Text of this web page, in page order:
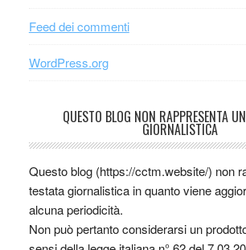
Feed dei commenti
WordPress.org
QUESTO BLOG NON RAPPRESENTA
GIORNALISTICA
Questo blog (https://cctm.website/) non
testata giornalistica in quanto viene
alcuna periodicità.
Non può pertanto considerarsi un